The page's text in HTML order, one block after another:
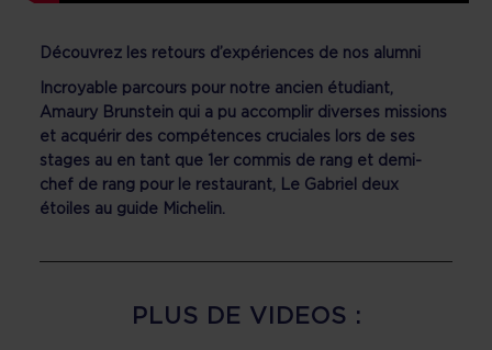
Découvrez les retours d’expériences de nos alumni
Incroyable parcours pour notre ancien étudiant,
Amaury Brunstein qui a pu accomplir diverses missions
et acquérir des compétences cruciales lors de ses
stages au en tant que 1er commis de rang et demi-
chef de rang pour le restaurant, Le Gabriel deux
étoiles au guide Michelin.
PLUS DE VIDEOS :